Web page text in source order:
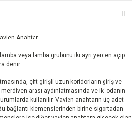
Anahtar
veya lamba grubunu iki ayrı yerden açıp
denir.
çift girişli uzun koridorların giriş ve
merdiven arası aydınlatmasında ve iki odanın
kullanılır. Vavien anahtarın üç adet
bağlantı klemenslerinden birine sigortadan